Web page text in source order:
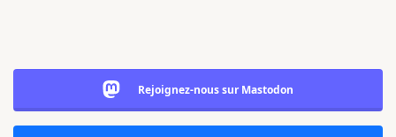
Rejoignez-nous sur Mastodon